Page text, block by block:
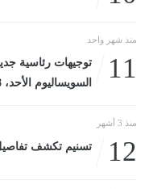
منذ شهر واحد
11
توجيهات رئاسية
السويساليوم الأحد، 28 يونيو 2026 01:52 مـ
منذ 3 أشهر
12 تسنيم تكشف